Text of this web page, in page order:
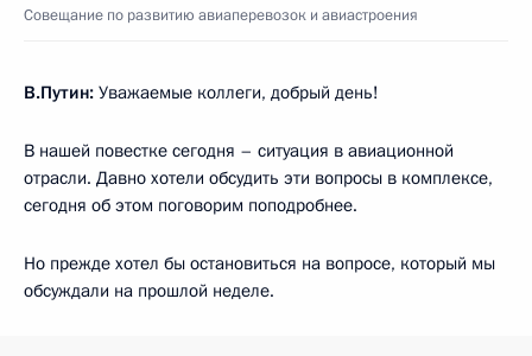
Совещание по развитию авиаперевозок и авиастроения
В.Путин: Уважаемые коллеги, добрый день!
В нашей повестке сегодня – ситуация в авиационной
отрасли. Давно хотели обсудить эти вопросы в комплексе,
сегодня об этом поговорим поподробнее.
Но прежде хотел бы остановиться на вопросе, который мы
обсуждали на прошлой неделе.